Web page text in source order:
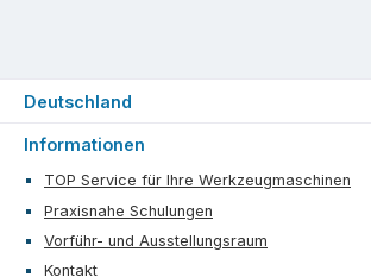
Informationen
TOP Service für Ihre Werkzeugmaschinen
Praxisnahe Schulungen
Vorführ- und Ausstellungsraum
Kontakt
Deutschland